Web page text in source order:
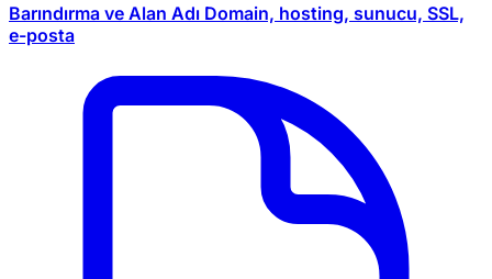
Barındırma ve Alan Adı Domain, hosting, sunucu, SSL,
e-posta